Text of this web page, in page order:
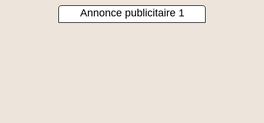
Annonce publicitaire 1